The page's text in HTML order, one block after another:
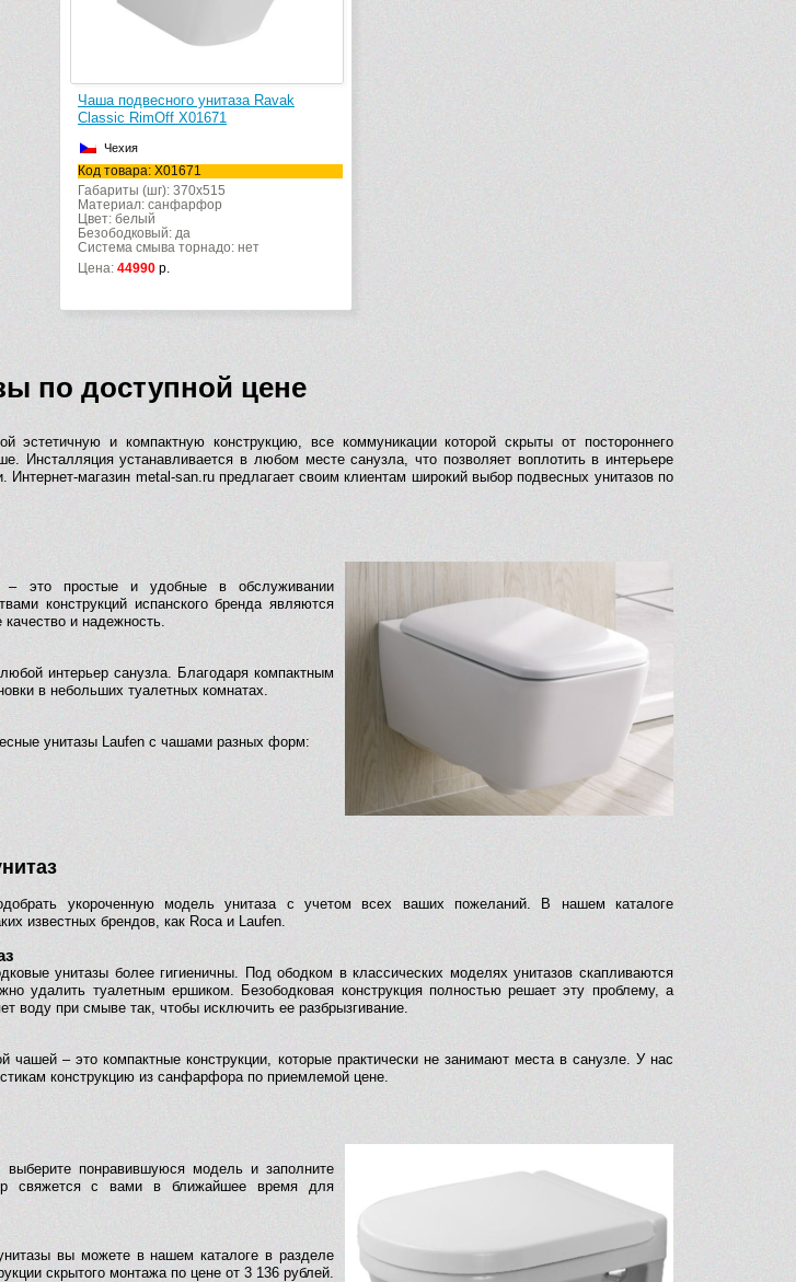
Чаша подвесного унитаза Ravak
Classic RimOff X01671
Чехия
Код товара: X01671
Габариты (шг): 370x515
Материал: санфарфор
Цвет: белый
Безободковый: да
Система смыва торнадо: нет
Цена: 44990 р.
по доступной цене
эстетичную и компактную конструкцию, все коммуникации которой скрыты от постороннего
Инсталляция устанавливается в любом месте санузла, что позволяет воплотить в интерьере
магазин metal-san.ru предлагает своим клиентам широкий выбор подвесных унитазов по
– это простые и удобные в обслуживании
конструкций испанского бренда являются
и надежность.
интерьер санузла. Благодаря компактным
в небольших туалетных комнатах.
унитазы Laufen с чашами разных форм:
укороченную модель унитаза с учетом всех ваших пожеланий. В нашем каталоге
известных брендов, как Roca и Laufen.
унитазы более гигиеничны. Под ободком в классических моделях унитазов скапливаются
удалить туалетным ершиком. Безободковая конструкция полностью решает эту проблему, а
воду при смыве так, чтобы исключить ее разбрызгивание.
чашей – это компактные конструкции, которые практически не занимают места в санузле. У нас
конструкцию из санфарфора по приемлемой цене.
выберите понравившуюся модель и заполните
свяжется с вами в ближайшее время для
вы можете в нашем каталоге в разделе
скрытого монтажа по цене от 3 136 рублей.